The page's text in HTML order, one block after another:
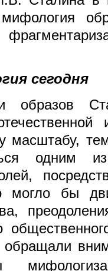
сегодня
образов
масштабу,
одним
могло бы
обращали